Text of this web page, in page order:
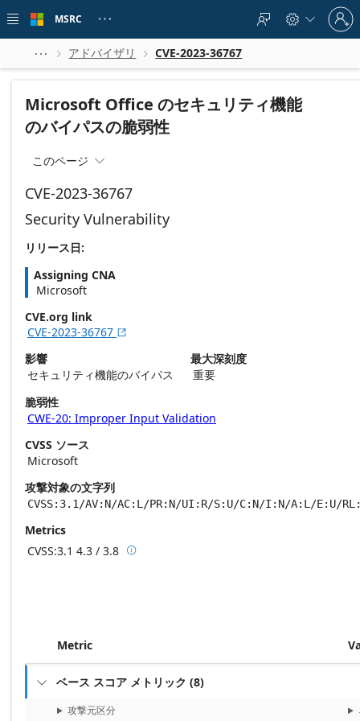
 main
MSRC    
Sign
in
to
account
  アドバイザリ  CVE-2023-36767
Microsoft Office のセキュリティ機能
のバイパスの脆弱性
このページ 
CVE-2023-36767
Security Vulnerability
リリース日:
Assigning CNA
Microsoft
CVE.org link
CVE-2023-36767 
影響
セキュリティ機能のバイパス
最大深刻度
重要
脆弱性
CWE-20: Improper Input Validation
CVSS ソース
Microsoft
攻撃対象の文字列
CVSS:3.1/AV:N/AC:L/PR:N/UI:R/S:U/C:N/I:N/A:L/E:U/
Metrics
CVSS:3.1 4.3 / 3.8 Base score metrics: 4.3 / Temporal score
Metric
 ベース スコア メトリック (8)
攻撃元区分